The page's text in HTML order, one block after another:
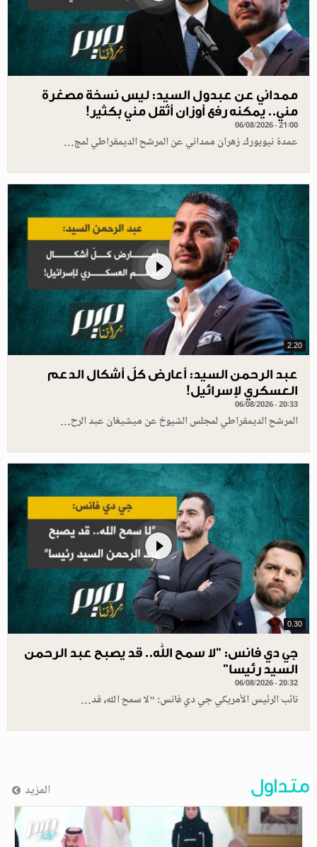
ممداني عن عبدول السيد: ليس نسخة مصغرة
مني.. يمكنه رفع أوزان أثقل مني بكثير!
06/08/2026 - 21:00
عمدة نيويورك زهران ممداني عن المرشح الديمقراطي لمج…
2.20
عبد الرحمن السيد: أعارض كلّ أشكال الدعم
العسكري لإسرائيل!
06/08/2026 - 20:33
المرشح الديمقراطي لمجلس الشيوخ عن ميشيغان عبد الرح…
0.30
جي دي فانس: ”لا سمح الله.. قد يصبح عبد الرحمن
السيد رئيسا”
06/08/2026 - 20:32
نائب الرئيس الأمريكي جي دي فانس: "لا سمح الله، قد…
متداول المزيد